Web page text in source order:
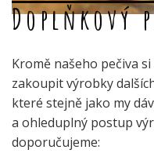
Doplňkový
Kromě našeho pečiva
zakoupit výrobky
které stejně jako my
a ohleduplný postup
doporučujeme: